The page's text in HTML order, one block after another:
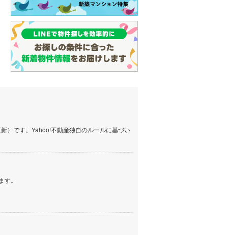
）です。Yahoo!不動産独自のルールに基づい
。